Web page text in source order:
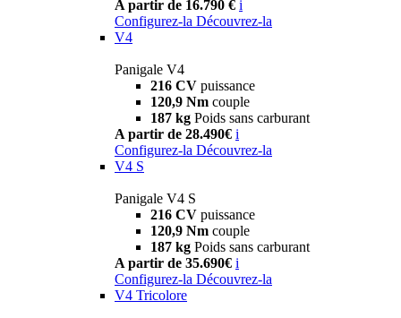
A partir de 16.790 € i
Configurez-la Découvrez-la
V4
Panigale V4
216 CV puissance
120,9 Nm couple
187 kg Poids sans carburant
A partir de 28.490€ i
Configurez-la Découvrez-la
V4 S
Panigale V4 S
216 CV puissance
120,9 Nm couple
187 kg Poids sans carburant
A partir de 35.690€ i
Configurez-la Découvrez-la
V4 Tricolore